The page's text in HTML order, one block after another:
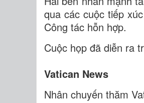
qua các cuộc tiếp
Công tác hỗn hợp.
Cuộc họp đã diễn ra
Vatican News
Nhân chuyến thăm